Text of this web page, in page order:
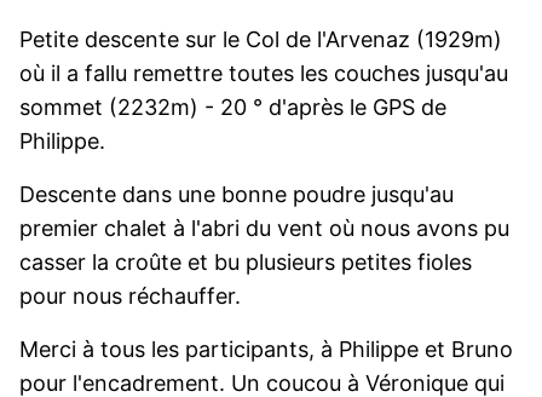
Petite descente sur le Col de l'Arvenaz (1929m)
où il a fallu remettre toutes les couches jusqu'au
sommet (2232m) - 20 ° d'après le GPS de
Philippe.
Descente dans une bonne poudre jusqu'au
premier chalet à l'abri du vent où nous avons pu
casser la croûte et bu plusieurs petites fioles
pour nous réchauffer.
Merci à tous les participants, à Philippe et Bruno
pour l'encadrement. Un coucou à Véronique qui